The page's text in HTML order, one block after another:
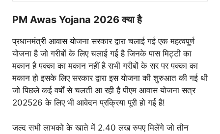
PM Awas Yojana 2026 क्या है
प्रधानमंत्री आवास योजना सरकार द्वारा चलाई गई एक महत्वपूर्ण
योजना है जो गरीबों के लिए चलाई गई है जिनके पास मिट्टी का
मकान है पक्का का मकान नहीं है सभी गरीबों के सर पर पक्का का
मकान हो इसके लिए सरकार द्वारा इस योजना की शुरुआत की गई थी
जो पिछले कई वर्षों से चलती आ रही है पीएम आवास योजना सत्र
202526 के लिए भी आवेदन प्रक्रिया पूरी हो गई है!
जल्द सभी लाभको के खाते में 2.40 लख रुपए मिलेंगे जो तीन